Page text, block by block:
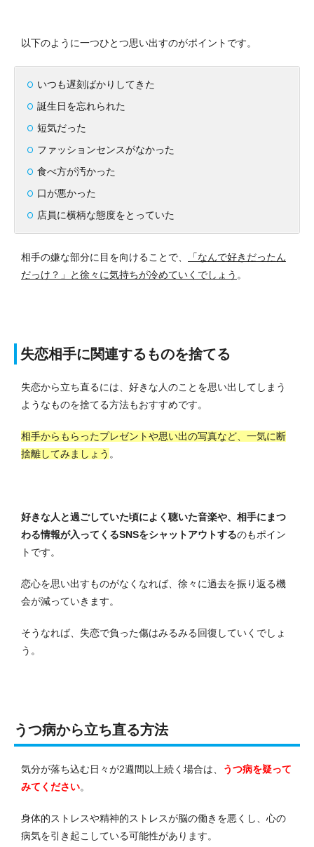
以下のように一つひとつ思い出すのがポイントです。
いつも遅刻ばかりしてきた
誕生日を忘れられた
短気だった
ファッションセンスがなかった
食べ方が汚かった
口が悪かった
店員に横柄な態度をとっていた
相手の嫌な部分に目を向けることで、
「なんで好きだったん
だっけ？」と徐々に気持ちが冷めていくでしょう 。
失恋相手に関連するものを捨てる
失恋から立ち直るには、好きな人のことを思い出してしまう
ようなものを捨てる方法もおすすめです。
相手からもらったプレゼントや思い出の写真など、一気に断
捨離してみましょう 。
好きな人と過ごしていた頃によく聴いた音楽や、相手にまつ
わる情報が入ってくるSNSをシャットアウトするのもポイン
トです。
恋心を思い出すものがなくなれば、徐々に過去を振り返る機
会が減っていきます。
そうなれば、失恋で負った傷はみるみる回復していくでしょ
う。
うつ病から立ち直る方法
気分が落ち込む日々が2週間以上続く場合は、
うつ病を疑って
みてください。
身体的ストレスや精神的ストレスが脳の働きを悪くし、心の
病気を引き起こしている可能性があります。